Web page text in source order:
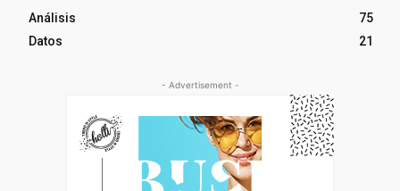
Análisis
75
Datos
21
- Advertisement -